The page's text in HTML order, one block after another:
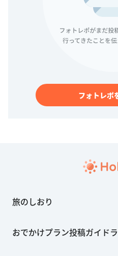
フォトレポ
旅のしおり
おでかけプラン投稿ガイド